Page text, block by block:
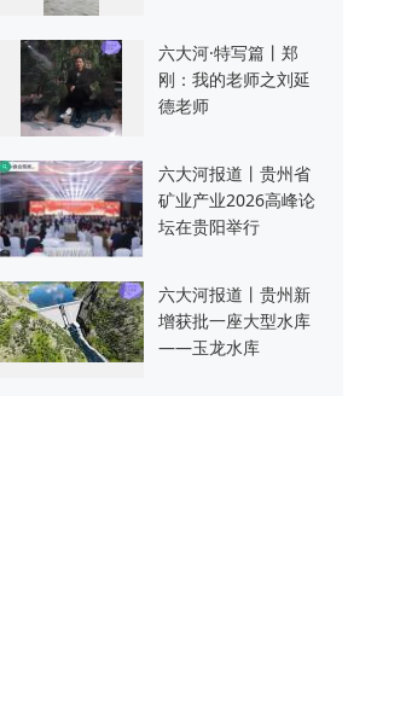
六大河·特写篇丨郑
刚：我的老师之刘延
德老师
六大河报道丨贵州省
矿业产业2026高峰论
坛在贵阳举行
六大河报道丨贵州新
增获批一座大型水库
——玉龙水库